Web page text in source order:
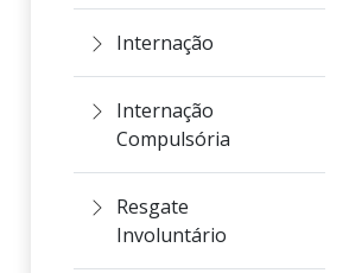
Internação
Internação
Compulsória
Resgate
Involuntário